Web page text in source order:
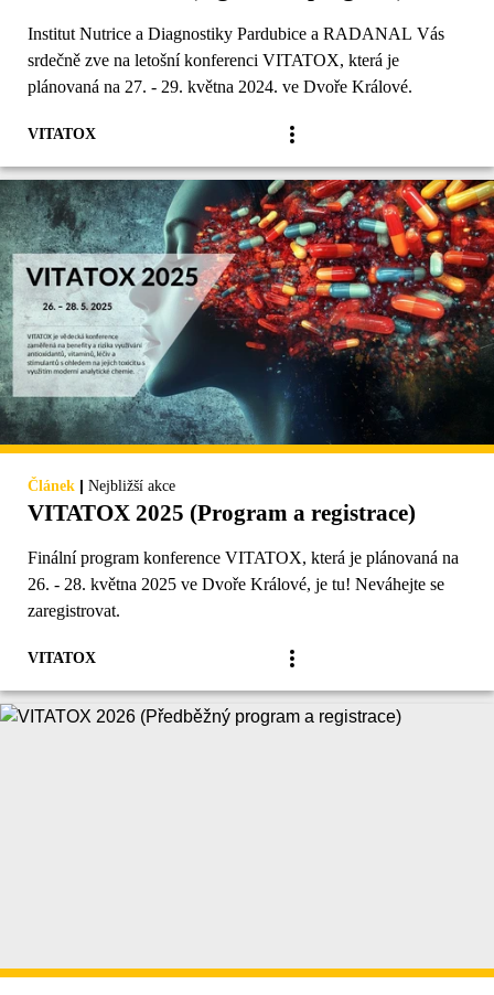
Institut Nutrice a Diagnostiky Pardubice a RADANAL Vás
srdečně zve na letošní konferenci VITATOX, která je
plánovaná na 27. - 29. května 2024. ve Dvoře Králové.
VITATOX
Článek | Nejbližší akce
VITATOX 2025 (Program a registrace)
Finální program konference VITATOX, která je plánovaná na
26. - 28. května 2025 ve Dvoře Králové, je tu! Neváhejte se
zaregistrovat.
VITATOX